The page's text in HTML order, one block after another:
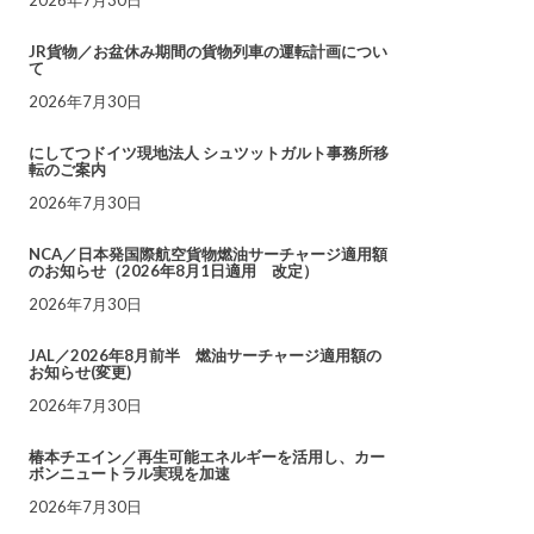
JR貨物／お盆休み期間の貨物列車の運転計画につい
て
2026年7月30日
にしてつドイツ現地法人 シュツットガルト事務所移
転のご案内
2026年7月30日
NCA／日本発国際航空貨物燃油サーチャージ適用額
のお知らせ（2026年8月1日適用 改定）
2026年7月30日
JAL／2026年8月前半 燃油サーチャージ適用額の
お知らせ(変更)
2026年7月30日
椿本チエイン／再生可能エネルギーを活用し、カー
ボンニュートラル実現を加速
2026年7月30日